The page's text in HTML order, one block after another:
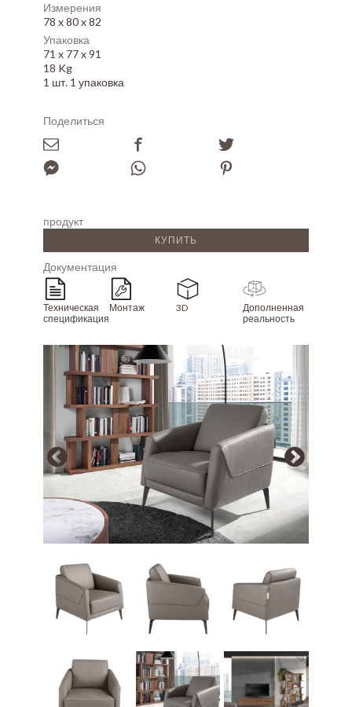
Измерения
78 x 80 x 82
Упаковка
71 x 77 x 91
18 Kg
1 шт. 1 упаковка
Поделиться
продукт
КУПИТЬ
Документация
Техническая
спецификация
Монтаж 3D
Дополненная
реальность
Array